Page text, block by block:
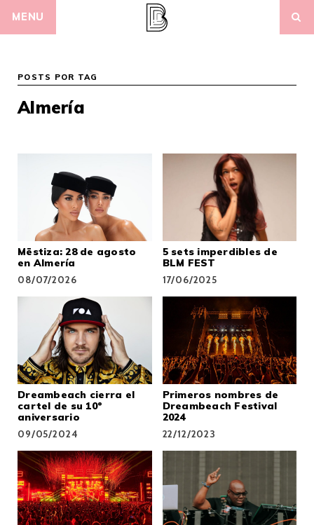
MENU
POSTS POR TAG
Almería
Mëstiza: 28 de agosto
en Almería
08/07/2026
5 sets imperdibles de
BLM FEST
17/06/2025
Dreambeach cierra el
cartel de su 10º
aniversario
09/05/2024
Primeros nombres de
Dreambeach Festival
2024
22/12/2023